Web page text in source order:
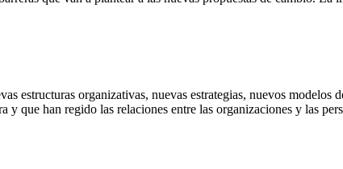
estructuras organizativas, nuevas estrategias, nuevos modelos
que han regido las relaciones entre las organizaciones y las